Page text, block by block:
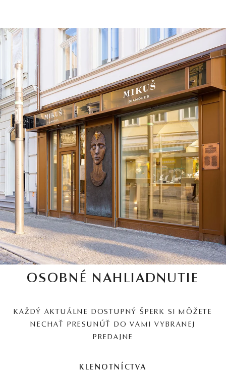
OSOBNÉ NAHLIADNUTIE
KAŽDÝ AKTUÁLNE DOSTUPNÝ ŠPERK SI MÔŽETE
NECHAŤ PRESUNÚŤ DO VAMI VYBRANEJ
PREDAJNE
KLENOTNÍCTVA